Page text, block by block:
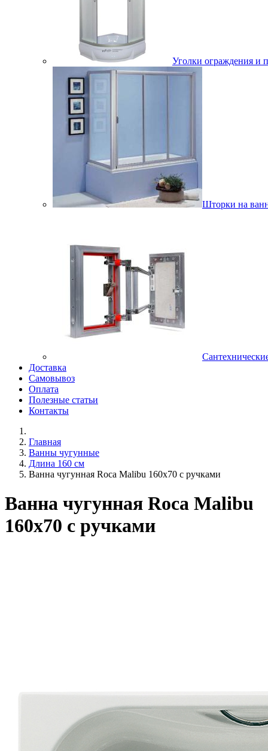
Уголки ограждения и
Шторки на
Доставка
Самовывоз
Оплата
Полезные статьи
Контакты
Главная
Ванны чугунные
Длина 160 см
Ванна чугунная Roca Malibu 160x70 с ручками
Ванна чугунная Roca Malibu
160x70 с ручками